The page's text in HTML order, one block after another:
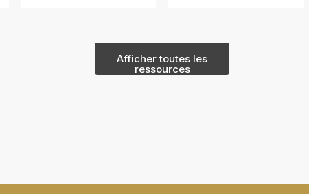
Afficher toutes les
ressources